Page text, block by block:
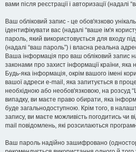
вами після реєстрації і авторизації (надалі
Ваш обліковий запис - це обов'язково
ідентифікувати вас (надалі “ваше ім'я
пароль, який використовується для входу
(надалі “ваш пароль”) і власна реальна
Ваша інформація про ваш обліковий запис
законами про захист інформації країни, яка
Будь-яка інформація, окрім вашого імені
вашої адреси e-mail, яка запитується в
необхідною або необов'язковою, на розсуд
випадку, ви маєте право обирати, яка
буде загальнодоступною. Крім того, в
запису, ви маєте можливість погодитись чи
mail повідомлень, які розсилаються
Ваш пароль надійно зашифровано